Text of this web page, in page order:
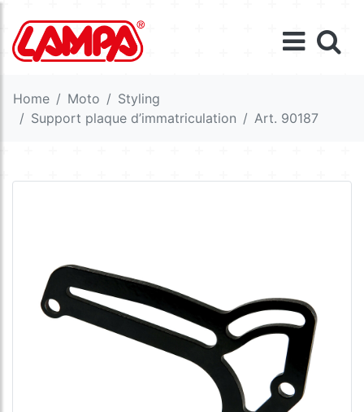
Home Moto
Styling
Support plaque d’immatriculation
Art. 90187